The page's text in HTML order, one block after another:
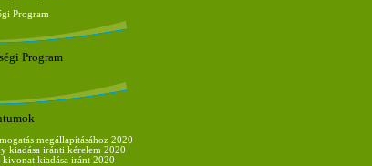
Program
Program
megállapításához 2020
kiadása iránti kérelem 2020
kiadása iránt 2020